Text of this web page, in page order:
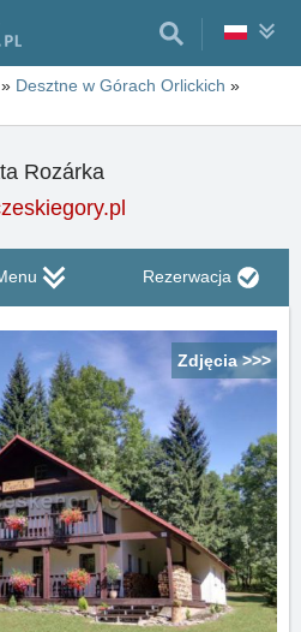
» Desztne w Górach Orlickich »
Rozárka
Rezerwacja
Zdjęcia >>>